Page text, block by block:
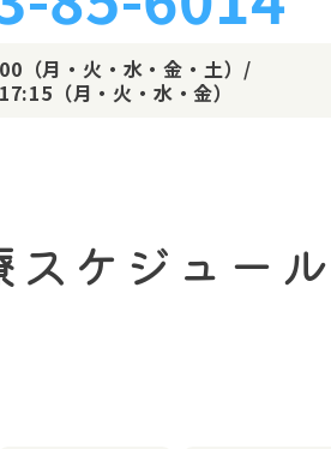
（月・火・水・金・土）/
（月・火・水・金）
ケジュール